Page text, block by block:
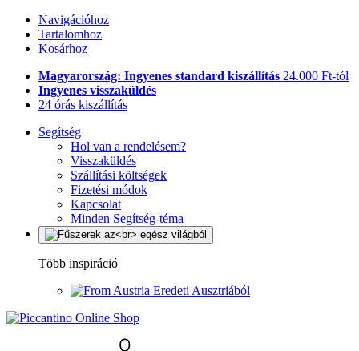
Navigációhoz
Tartalomhoz
Kosárhoz
Magyarország: Ingyenes standard kiszállítás 24.000 Ft-tól
Ingyenes visszaküldés
24 órás kiszállítás
Segítség
Hol van a rendelésem?
Visszaküldés
Szállítási költségek
Fizetési módok
Kapcsolat
Minden Segítség-téma
Több inspiráció
Eredeti Ausztriából